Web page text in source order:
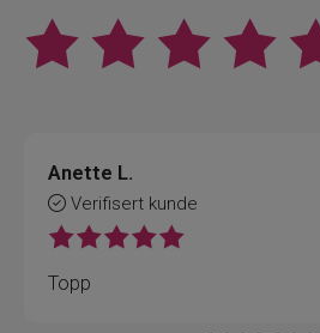
Anette L.
Verifisert kunde
Topp